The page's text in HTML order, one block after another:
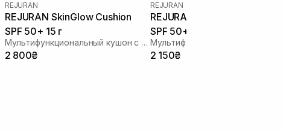
REJURAN
REJURAN SkinGlow Cushion
SPF 50+ 15 г
Мультифункциональный кушон с полинуклеотидами
2 800₴
REJURAN
REJURAN SkinGlow Cushion
SPF 50+ refill 15 г
2 150₴